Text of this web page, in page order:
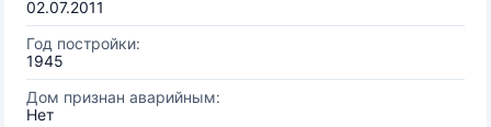
02.07.2011
Год постройки:
1945
Дом признан аварийным:
Нет